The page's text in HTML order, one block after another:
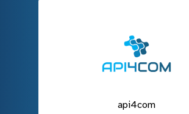
api4com